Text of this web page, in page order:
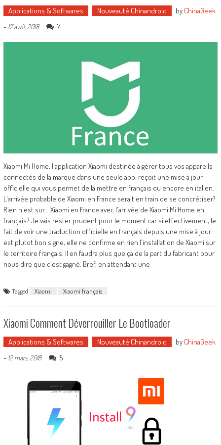
Applications & Softwares Nouveauté Chinandroid by ChinaGeek
- 17 avril, 2018 7
Xiaomi Mi Home, l'application Xiaomi destinée à gérer tous vos appareils
connectés de la marque dans une seule app, reçoit une mise à jour
officielle qui vous permet de la mettre en français ou encore en italien.
L'arrivée probable de Xiaomi en France serait en train de se concrétiser?
Rien n'est sur... Xiaomi en France avec l'arrivée de Xiaomi Mi Home en
français? Je vais rester prudent pour le moment car si effectivement, le
fait de voir une traduction officielle en français depuis une mise à jour
est plutot bon signe, elle ne confirme en rien l'installation de Xiaomi sur
le territoire français. Il en faudra plus que ça de la part du fabricant pour
nous dire que c'est gagné. Bref, en attendant une
Tagged Xiaomi Xiaomi français
Xiaomi Comment Déverrouiller Le Bootloader
Applications & Softwares Nouveauté Chinandroid by ChinaGeek
- 12 mars, 2018 5